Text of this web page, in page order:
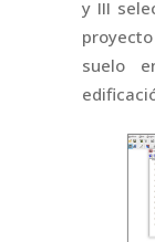
y III
suelo